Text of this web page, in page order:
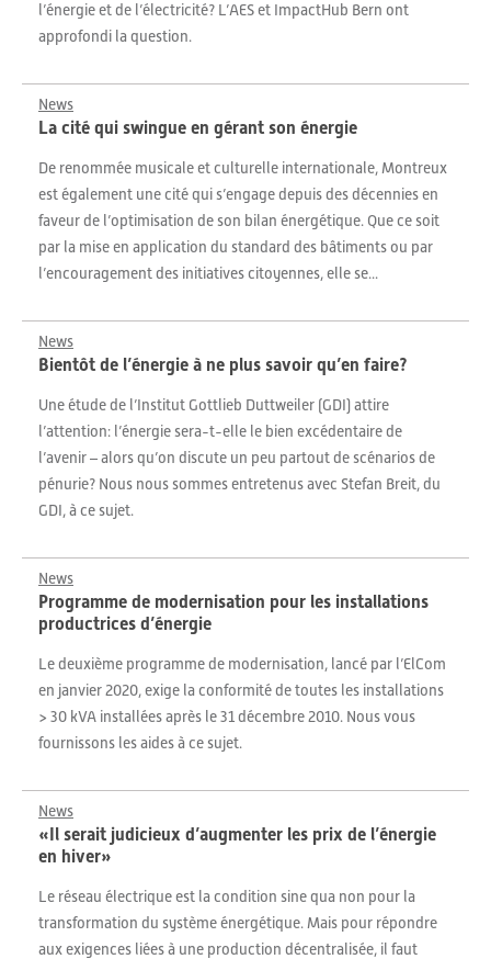
l’énergie et de l’électricité? L’AES et ImpactHub Bern ont
approfondi la question.
News
La cité qui swingue en gérant son énergie
De renommée musicale et culturelle internationale, Montreux
est également une cité qui s’engage depuis des décennies en
faveur de l’optimisation de son bilan énergétique. Que ce soit
par la mise en application du standard des bâtiments ou par
l’encouragement des initiatives citoyennes, elle se...
News
Bientôt de l’énergie à ne plus savoir qu’en faire?
Une étude de l’Institut Gottlieb Duttweiler (GDI) attire
l’attention: l’énergie sera-t-elle le bien excédentaire de
l’avenir – alors qu’on discute un peu partout de scénarios de
pénurie? Nous nous sommes entretenus avec Stefan Breit, du
GDI, à ce sujet.
News
Programme de modernisation pour les installations
productrices d’énergie
Le deuxième programme de modernisation, lancé par l’ElCom
en janvier 2020, exige la conformité de toutes les installations
> 30 kVA installées après le 31 décembre 2010. Nous vous
fournissons les aides à ce sujet.
News
«Il serait judicieux d’augmenter les prix de l’énergie
en hiver»
Le réseau électrique est la condition sine qua non pour la
transformation du système énergétique. Mais pour répondre
aux exigences liées à une production décentralisée, il faut